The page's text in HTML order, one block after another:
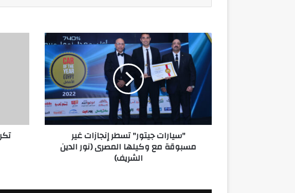
"سيارات
جيتور"
تسطر
إنجازات
غير
مسبوقة
المصرى
"سيارات جيتور" تسطر إنجازات غير
مسبوقة مع وكيلها المصرى (نور الدين
الشريف)
للتميز
والجودة